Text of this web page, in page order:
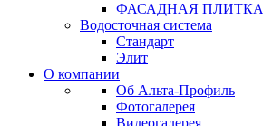
ФАСАДНАЯ ПЛИТКА
Водосточная система
Стандарт
Элит
О компании
Об Альта-Профиль
Фотогалерея
Видеогалерея